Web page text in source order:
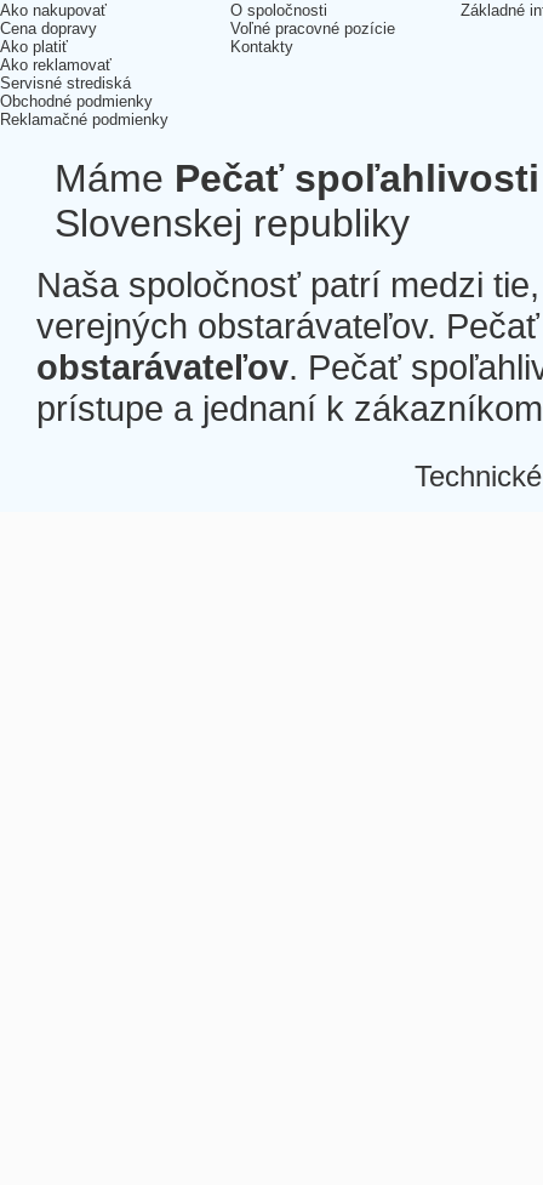
Ako nakupovať
Cena dopravy
Ako platiť
Ako reklamovať
Servisné strediská
Obchodné podmienky
Reklamačné podmienky
O spoločnosti
Voľné pracovné pozície
Kontakty
Základné
Máme Pečať spoľahlivosti
Slovenskej republiky
Naša spoločnosť patrí medzi
verejných obstarávateľov.
obstarávateľov. Pečať
prístupe a jednaní k